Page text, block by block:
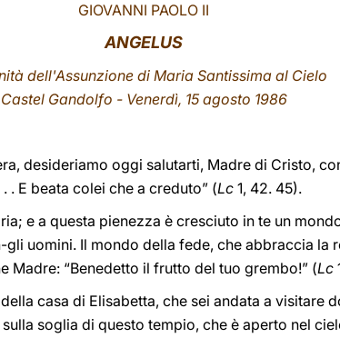
GIOVANNI PAOLO II
ANGELUS
dell'Assunzione di Maria Santissima al Cielo
Castel Gandolfo - Venerdì, 15 agosto 1986
desideriamo oggi salutarti, Madre di Cristo,
. E beata colei che a creduto” (Lc 1, 42. 45).
e a questa pienezza è cresciuto in te un
uomini. Il mondo della fede, che abbraccia la
Madre: “Benedetto il frutto del tuo grembo!” (Lc
casa di Elisabetta, che sei andata a visitare
soglia di questo tempio, che è aperto nel